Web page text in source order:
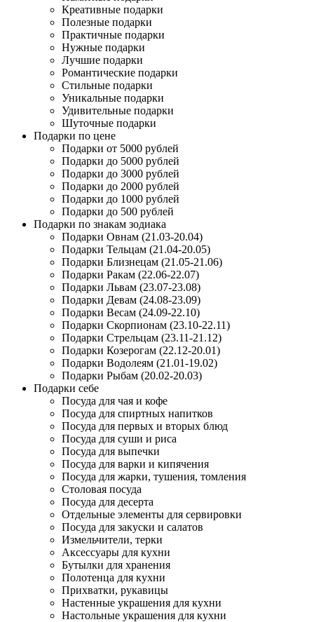
Креативные подарки
Полезные подарки
Практичные подарки
Нужные подарки
Лучшие подарки
Романтические подарки
Стильные подарки
Уникальные подарки
Удивительные подарки
Шуточные подарки
Подарки по цене
Подарки от 5000 рублей
Подарки до 5000 рублей
Подарки до 3000 рублей
Подарки до 2000 рублей
Подарки до 1000 рублей
Подарки до 500 рублей
Подарки по знакам зодиака
Подарки Овнам (21.03-20.04)
Подарки Тельцам (21.04-20.05)
Подарки Близнецам (21.05-21.06)
Подарки Ракам (22.06-22.07)
Подарки Львам (23.07-23.08)
Подарки Девам (24.08-23.09)
Подарки Весам (24.09-22.10)
Подарки Скорпионам (23.10-22.11)
Подарки Стрельцам (23.11-21.12)
Подарки Козерогам (22.12-20.01)
Подарки Водолеям (21.01-19.02)
Подарки Рыбам (20.02-20.03)
Подарки себе
Посуда для чая и кофе
Посуда для спиртных напитков
Посуда для первых и вторых блюд
Посуда для суши и риса
Посуда для выпечки
Посуда для варки и кипячения
Посуда для жарки, тушения, томления
Столовая посуда
Посуда для десерта
Отдельные элементы для сервировки
Посуда для закуски и салатов
Измельчители, терки
Аксессуары для кухни
Бутылки для хранения
Полотенца для кухни
Прихватки, рукавицы
Настенные украшения для кухни
Настольные украшения для кухни